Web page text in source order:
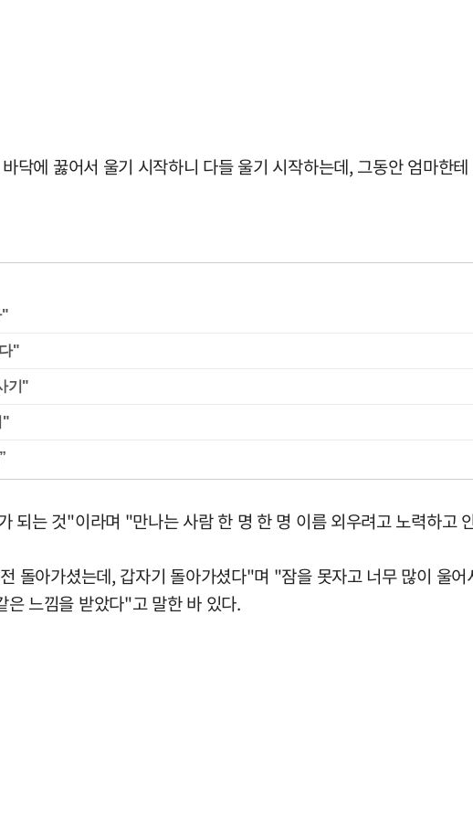
닥에 꿇어서 울기 시작하니 다들 울기 시작하는데, 그동안 엄마한
"
"
기"
"
되는 것"이라며 "만나는 사람 한 명 한 명 이름 외우려고 노력하고
돌아가셨는데, 갑자기 돌아가셨다"며 "잠을 못자고 너무 많이 울
은 느낌을 받았다"고 말한 바 있다.